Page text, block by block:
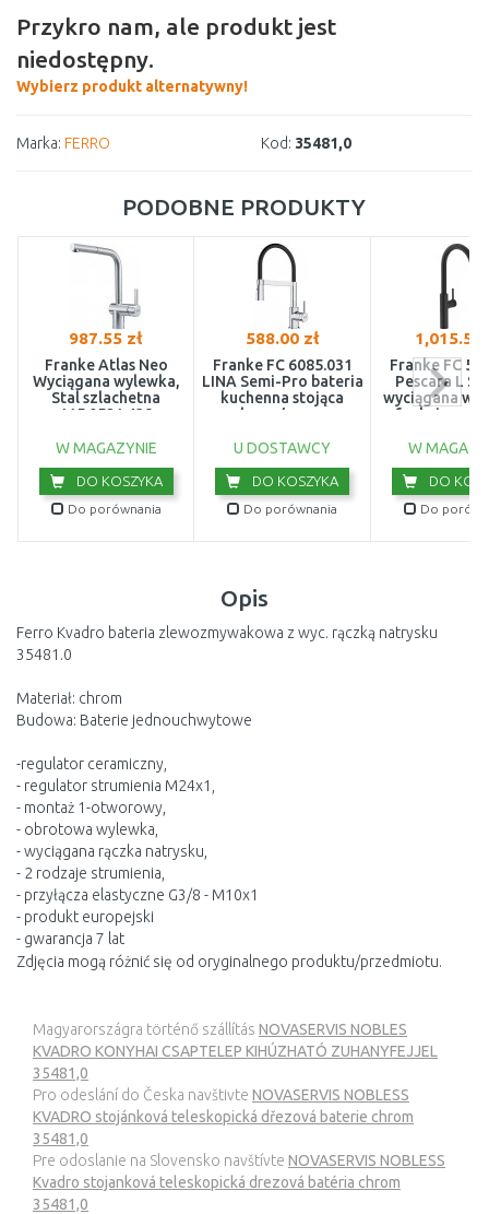
Przykro nam, ale produkt jest
niedostępny.
Wybierz produkt alternatywny!
Marka: FERRO Kod: 35481,0
PODOBNE PRODUKTY
987.55 zł
Franke Atlas Neo
Wyciągana wylewka,
Stal szlachetna
115.0521.438
W MAGAZYNIE
DO KOSZYKA
Do porównania
588.00 zł
Franke FC 6085.031
LINA Semi-Pro bateria
kuchenna stojąca
chrom/czarny
U DOSTAWCY
DO KOSZYKA
Do porównania
1,015.57
Franke FC
Pescara L
wyciągana
funkcją
W
DO
Do
Opis
Ferro Kvadro bateria zlewozmywakowa z wyc. rączką natrysku
35481.0
Materiał: chrom
Budowa: Baterie jednouchwytowe
-regulator ceramiczny,
- regulator strumienia M24x1,
- montaż 1-otworowy,
- obrotowa wylewka,
- wyciągana rączka natrysku,
- 2 rodzaje strumienia,
- przyłącza elastyczne G3/8 - M10x1
- produkt europejski
- gwarancja 7 lat
Zdjęcia mogą różnić się od oryginalnego produktu/przedmiotu.
Magyarországra történő szállítás NOVASERVIS NOBLES
KVADRO KONYHAI CSAPTELEP KIHÚZHATÓ ZUHANYFEJJEL
35481,0
Pro odeslání do Česka navštivte NOVASERVIS NOBLESS
KVADRO stojánková teleskopická dřezová baterie chrom
35481,0
Pre odoslanie na Slovensko navštívte NOVASERVIS NOBLESS
Kvadro stojanková teleskopická drezová batéria chrom
35481,0